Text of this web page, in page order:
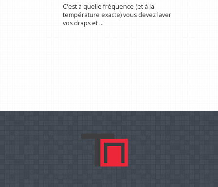
C'est à quelle fréquence (et à la
température exacte) vous devez laver
vos draps et ...